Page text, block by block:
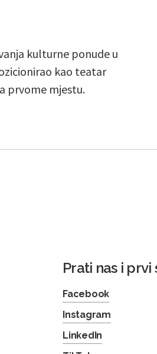
kulturne ponude u
kao teatar
prvome mjestu.
Prati nas i prvi
Facebook
Instagram
LinkedIn